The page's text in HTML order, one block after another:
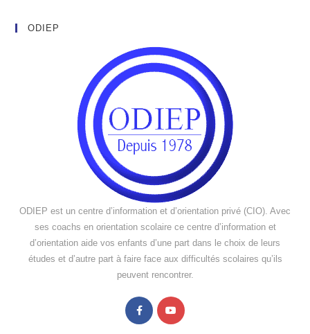
ODIEP
ODIEP est un centre d’information et d’orientation privé (CIO). Avec
ses coachs en orientation scolaire ce centre d’information et
d’orientation aide vos enfants d’une part dans le choix de leurs
études et d’autre part à faire face aux difficultés scolaires qu’ils
peuvent rencontrer.